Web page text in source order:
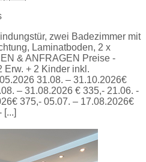
zwei Badezimmer mit
Laminatboden, 2 x
& ANFRAGEN Preise -
Erw. + 2 Kinder inkl.
31.08. – 31.10.2026€
– 31.08.2026 € 335,- 21.06. -
375,- 05.07. – 17.08.2026€
[...]